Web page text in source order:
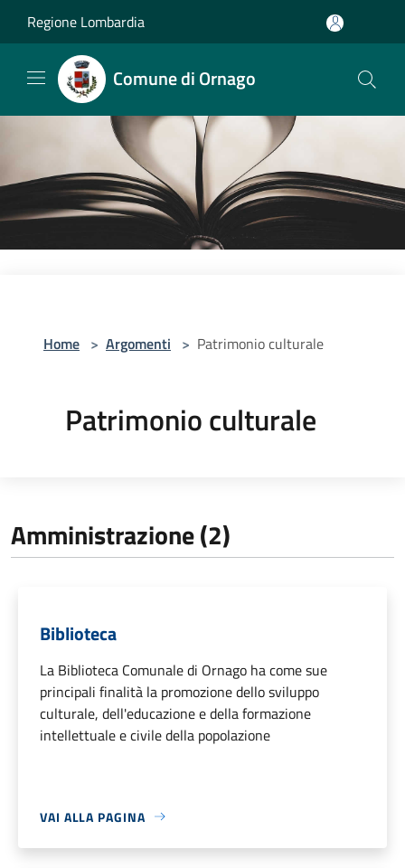
Regione Lombardia
Comune di Ornago
Home > Argomenti > Patrimonio culturale
Patrimonio culturale
Amministrazione (2)
Biblioteca
La Biblioteca Comunale di Ornago ha come sue
principali finalità la promozione dello sviluppo
culturale, dell'educazione e della formazione
intellettuale e civile della popolazione
VAI ALLA PAGINA